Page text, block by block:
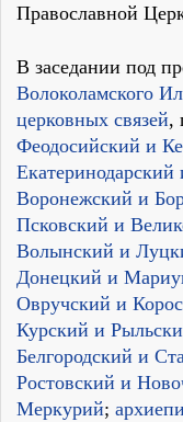
Православной
В заседании под
Волоколамского
церковных связей,
Феодосийский и
Воронежский и
Псковский и
Волынский и
Донецкий и
Овручский и
Курский и
Белгородский и
Ростовский и
Меркурий;